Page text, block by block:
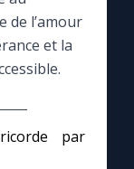
de l’amour
et la
par